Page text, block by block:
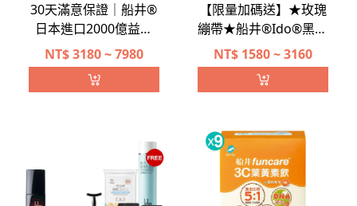
30天滿意保證｜船井®
日本進口2000億益生
菌
NT$3180 ~ 7980
【限量加碼送】★玫瑰
繃帶★船井®Ido®黑玫
瑰抗老膠原乳霜新客入
坑組
NT$1580 ~ 3160